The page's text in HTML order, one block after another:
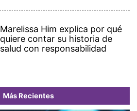
Marelissa Him explica por qué
quiere contar su historia de
salud con responsabilidad
Más Recientes